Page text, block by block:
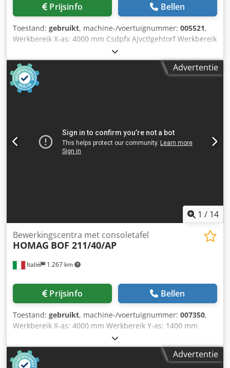
STANDAARD Documentatie- en besturingsteksten: Duits
Levering uitsluitend zoals afgebeelde gereedschappen en
HSK-houders!
Prijsinfo Bellen
Toestand: gebruikt, machine-/voertuignummer: 005521,
Werkbereik X-as: 4000 mm Csdpfx Ajvctlgehtorf Werkbereik
Y-as: 1400 mm Werkniveau: Met vacuümconsolesteunen
Hoofdspilvermogen: 15 KW Nee. gestuurde assen: 4 assen
Aantal boorspindels: 30 Aantal gereedschapssleuven: 24
Advertentie
1 / 14
Italië 1.267 km
Bewerkingscentra met consoletafel
HOMAG BOF 211/40/AP
Prijsinfo Bellen
Toestand: gebruikt, machine-/voertuignummer: 007350,
Werkbereik X-as: 4000 mm Werkbereik Y-as: 1400 mm
Werkvlak: Met vacuüm-console-opleggingen Cjdpfx Aey
Nkytohtorf Hoofdas-vermogen: 15 kW Aantal
gecontroleerde assen: 4 assen Aantal boorspindels: 30
Advertentie